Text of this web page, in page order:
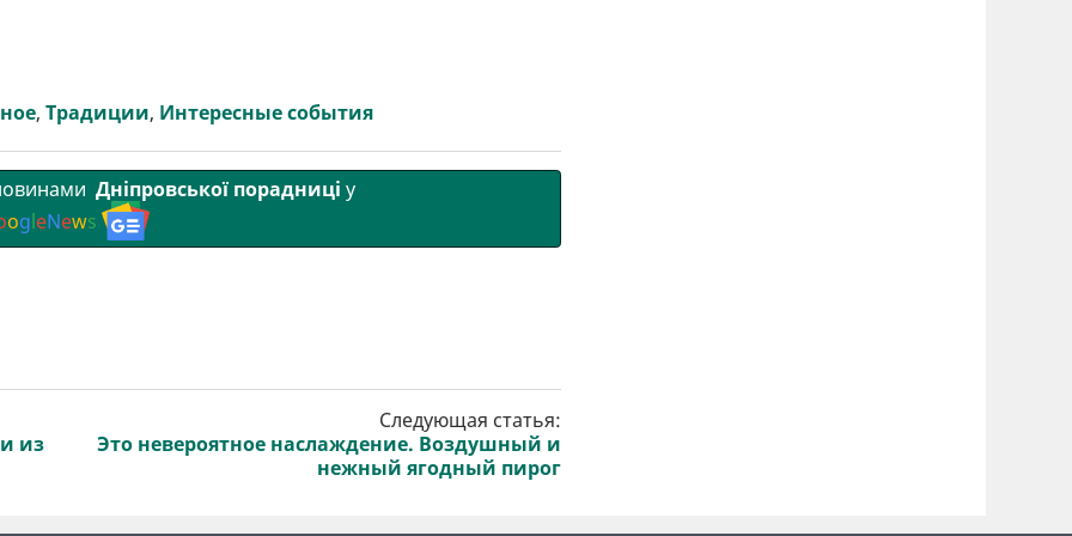
, Традиции, Интересные события
Дніпровської порадниці у
ogleNews
из
Следующая статья:
Это невероятное наслаждение. Воздушный и
нежный ягодный пирог